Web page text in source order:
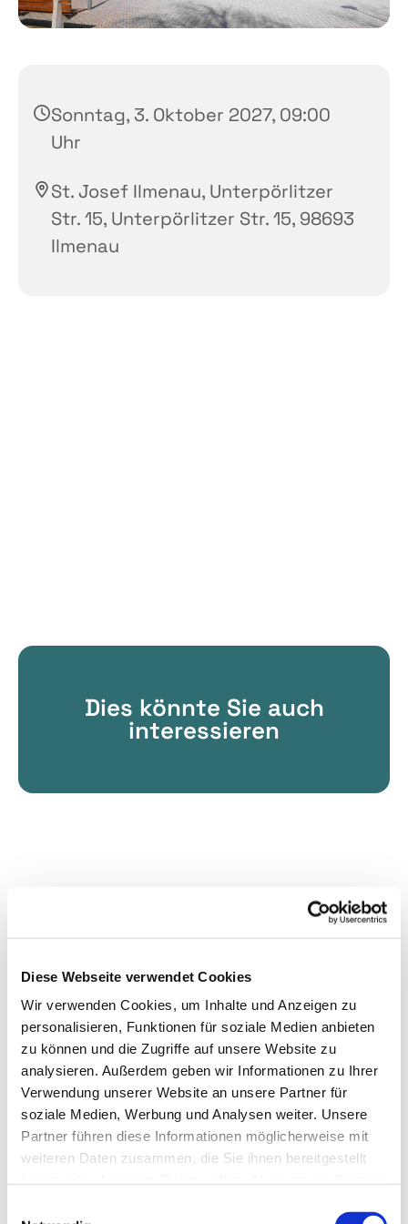
Diese Webseite verwendet Cookies
Wir verwenden Cookies, um Inhalte und Anzeigen zu
personalisieren, Funktionen für soziale Medien anbieten
zu können und die Zugriffe auf unsere Website zu
analysieren. Außerdem geben wir Informationen zu Ihrer
Verwendung unserer Website an unsere Partner für
soziale Medien, Werbung und Analysen weiter. Unsere
Partner führen diese Informationen möglicherweise mit
weiteren Daten zusammen, die Sie ihnen bereitgestellt
Sonntag, 3. Oktober 2027, 09:00
Uhr
St. Josef Ilmenau, Unterpörlitzer
Str. 15, Unterpörlitzer Str. 15, 98693
Ilmenau
Dies könnte Sie auch
interessieren